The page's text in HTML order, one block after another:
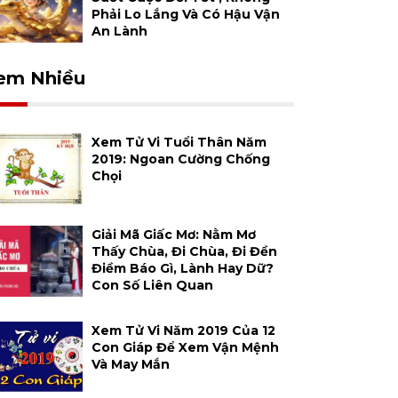
Phải Lo Lắng Và Có Hậu Vận
An Lành
Nhiều
Xem Tử Vi Tuổi Thân Năm
2019: Ngoan Cường Chống
Chọi
Giải Mã Giấc Mơ: Nằm Mơ
Thấy Chùa, Đi Chùa, Đi Đền
Điềm Báo Gì, Lành Hay Dữ?
Con Số Liên Quan
Xem Tử Vi Năm 2019 Của 12
Con Giáp Để Xem Vận Mệnh
Và May Mắn